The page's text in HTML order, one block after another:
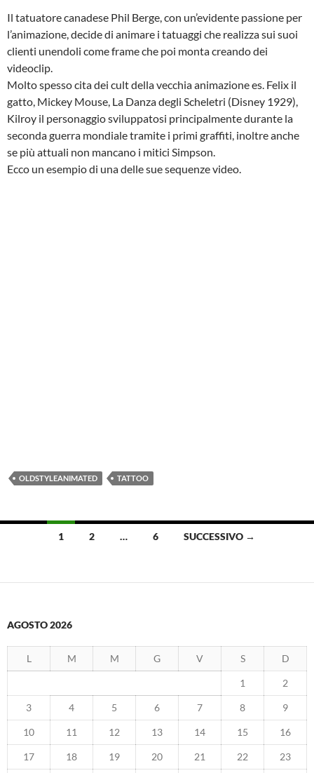
Il tatuatore canadese Phil Berge, con un’evidente passione per
l’animazione, decide di animare i tatuaggi che realizza sui suoi
clienti unendoli come frame che poi monta creando dei
videoclip.
Molto spesso cita dei cult della vecchia animazione es. Felix il
gatto, Mickey Mouse, La Danza degli Scheletri (Disney 1929),
Kilroy il personaggio sviluppatosi principalmente durante la
seconda guerra mondiale tramite i primi graffiti, inoltre anche
se più attuali non mancano i mitici Simpson.
Ecco un esempio di una delle sue sequenze video.
OLDSTYLEANIMATED TATTOO
Navigazione
1 2 … 6 SUCCESSIVO →
AGOSTO 2026
L M M G V S D
1 2
3 4 5 6 7 8 9
10 11 12 13 14 15 16
17 18 19 20 21 22 23